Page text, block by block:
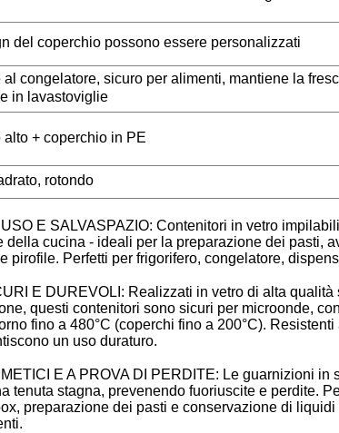
del coperchio possono essere personalizzati
congelatore, sicuro per alimenti, mantiene la
in lavastoviglie
+ coperchio in PE
rotondo
E SALVASPAZIO: Contenitori in vetro
della cucina - ideali per la preparazione dei pasti,
pirofile. Perfetti per frigorifero, congelatore,
E DUREVOLI: Realizzati in vetro di alta qualità
questi contenitori sono sicuri per microonde,
fino a 480°C (coperchi fino a 200°C).
un uso duraturo.
E A PROVA DI PERDITE: Le guarnizioni in
tenuta stagna, prevenendo fuoriuscite e perdite.
preparazione dei pasti e conservazione di liquidi